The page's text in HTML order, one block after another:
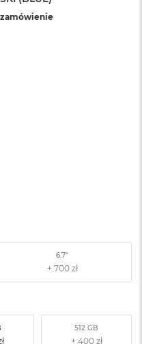
6.7"
512 GB